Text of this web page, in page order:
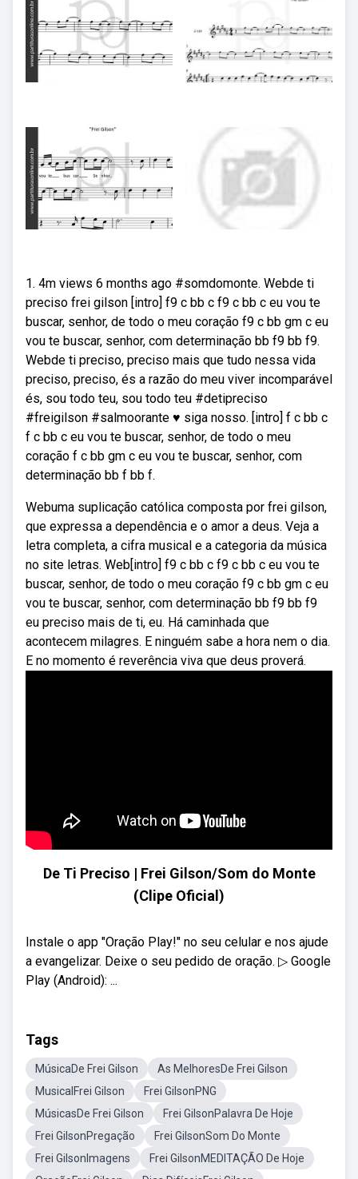
1. 4m views 6 months ago #somdomonte. Webde ti
preciso frei gilson [intro] f9 c bb c f9 c bb c eu vou te
buscar, senhor, de todo o meu coração f9 c bb gm c eu
vou te buscar, senhor, com determinação bb f9 bb f9.
Webde ti preciso, preciso mais que tudo nessa vida
preciso, preciso, és a razão do meu viver incomparável
és, sou todo teu, sou todo teu #detipreciso
#freigilson #salmoorante ♥ siga nosso. [intro] f c bb c
f c bb c eu vou te buscar, senhor, de todo o meu
coração f c bb gm c eu vou te buscar, senhor, com
determinação bb f bb f.
Webuma suplicação católica composta por frei gilson,
que expressa a dependência e o amor a deus. Veja a
letra completa, a cifra musical e a categoria da música
no site letras. Web[intro] f9 c bb c f9 c bb c eu vou te
buscar, senhor, de todo o meu coração f9 c bb gm c eu
vou te buscar, senhor, com determinação bb f9 bb f9
eu preciso mais de ti, eu. Há caminhada que
acontecem milagres. E ninguém sabe a hora nem o dia.
E no momento é reverência viva que deus proverá.
De Ti Preciso | Frei Gilson/Som do Monte
(Clipe Oficial)
Instale o app "Oração Play!" no seu celular e nos ajude
a evangelizar. Deixe o seu pedido de oração. ▷ Google
Play (Android): ...
Tags
MúsicaDe Frei Gilson
As MelhoresDe Frei Gilson
MusicalFrei Gilson
Frei GilsonPNG
MúsicasDe Frei Gilson
Frei GilsonPalavra De Hoje
Frei GilsonPregação
Frei GilsonSom Do Monte
Frei GilsonImagens
Frei GilsonMEDITAÇÃO De Hoje